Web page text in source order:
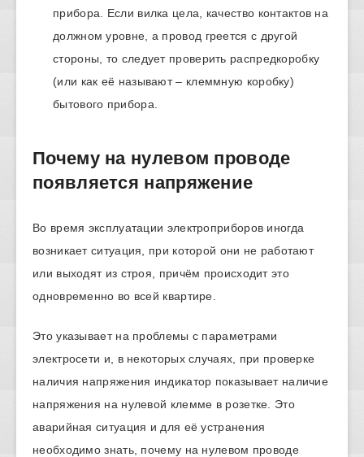
прибора. Если вилка цела, качество контактов на
должном уровне, а провод греется с другой
стороны, то следует проверить распредкоробку
(или как её называют – клеммную коробку)
бытового прибора.
Почему на нулевом проводе
появляется напряжение
Во время эксплуатации электроприборов иногда
возникает ситуация, при которой они не работают
или выходят из строя, причём происходит это
одновременно во всей квартире.
Это указывает на проблемы с параметрами
электросети и, в некоторых случаях, при проверке
наличия напряжения индикатор показывает наличие
напряжения на нулевой клемме в розетке. Это
аварийная ситуация и для её устранения
необходимо знать, почему на нулевом проводе